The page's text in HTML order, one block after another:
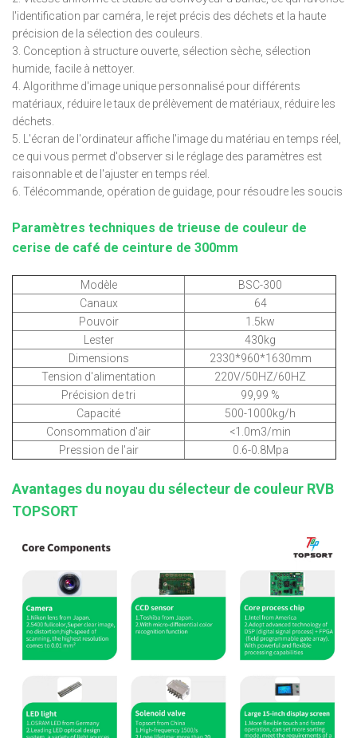
l'identification par caméra, le rejet précis des déchets et la haute
précision de la sélection des couleurs.
3. Conception à structure ouverte, sélection sèche, sélection
humide, facile à nettoyer.
4. Algorithme d'image unique personnalisé pour différents
matériaux, réduire le taux de prélèvement de matériaux, réduire les
déchets.
5. L'écran de l'ordinateur affiche l'image du matériau en temps réel,
ce qui vous permet d'observer si le réglage des paramètres est
raisonnable et de l'ajuster en temps réel.
6. Télécommande, opération de guidage, pour résoudre les soucis
Paramètres techniques de trieuse de couleur de
cerise de café de ceinture de 300mm
Modèle
BSC-300
Canaux
64
Pouvoir
1.5kw
Lester
430kg
Dimensions
2330*960*1630mm
Tension d'alimentation
220V/50HZ/60HZ
Précision de tri
99,99 %
Capacité
500-1000kg/h
Consommation d'air
<1.0m3/min
Pression de l'air
0.6-0.8Mpa
Avantages du noyau du sélecteur de couleur RVB
TOPSORT